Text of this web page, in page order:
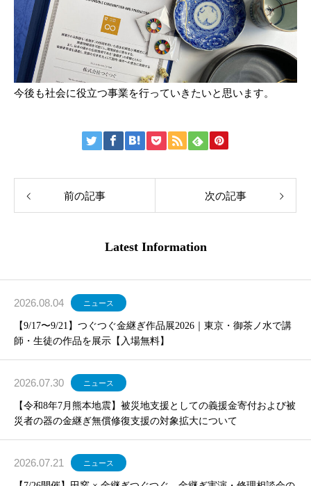
今後も社会に役立つ事業を行っていきたいと思います。
前の記事 次の記事
Latest Information
2026.08.04 ニュース
【9/17〜9/21】つぐつぐ金継ぎ作品展2026｜東京・御茶ノ水で講
師・生徒の作品を展示【入場無料】
2026.07.30 ニュース
【令和8年7月熊本地震】被災地支援としての義援金寄付および被
災者の器の金継ぎ無償修復支援の対象拡大について
2026.07.21 ニュース